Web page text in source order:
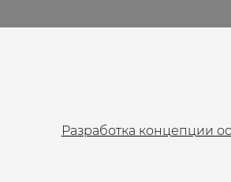
Разработка концепции